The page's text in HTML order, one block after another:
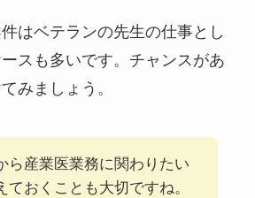
はベテランの先生の仕事とし
スも多いです。チャンスがあ
みましょう。
ら産業医業務に関わりたい
ておくことも大切ですね。